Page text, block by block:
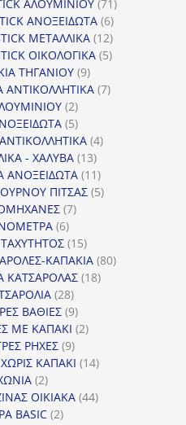
ΑΛΟΥΜΙΝΙΟΥ 71
προϊόντα
ΑΝΟΞΕΙΔΩΤΑ 66
προϊόντα
ΜΕΤΑΛΛΙΚΑ 1212
προϊόντα
ΟΙΚΟΛΟΓΙΚΑ 55
ΤΗΓΑΝΙΟΥ 99
προϊόντα
ΑΝΤΙΚΟΛΛΗΤΙΚΑ 77
22
προϊόντα
55
προϊόντα
44
- ΧΑΛΥΒΑ 1313
προϊόντα
ΑΝΟΞΕΙΔΩΤΑ 1111
προϊόντα
ΠΙΤΣΑΣ 55
77
66
προϊόντα
1515
προϊόντα
ΚΑΠΑΚΙΑ 8080
ΚΑΤΣΑΡΟΛΑΣ 1818
2828
προϊόντα
ΒΑΘΙΕΣ 99
προϊόντα
ΜΕ ΚΑΠΑΚΙ 22
ΡΗΧΕΣ 99
προϊόντα
ΚΑΠΑΚΙ 1414
22
προϊόντα
ΟΙΚΙΑΚΑ 4444
BASIC 22